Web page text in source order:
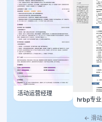
活动运营经理
hrbp专
← 滑